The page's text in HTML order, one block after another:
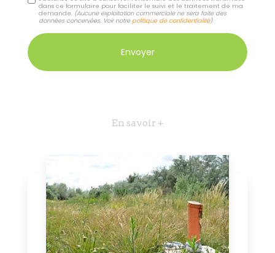
dans ce formulaire pour faciliter le suivi et le traitement de ma
demande. (Aucune exploitation commerciale ne sera faite des
données concervées. Voir notrepolitique de confidentialité)
En savoir +